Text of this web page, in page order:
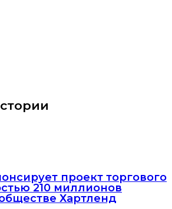
проект торгового
210 миллионов
Хартленд